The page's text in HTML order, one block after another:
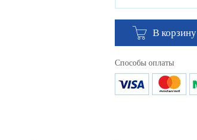
В корзину
Способы оплаты